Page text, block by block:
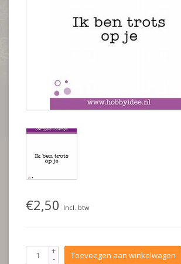
€2,50 Incl. btw
+
- Toevoegen aan winkelwagen